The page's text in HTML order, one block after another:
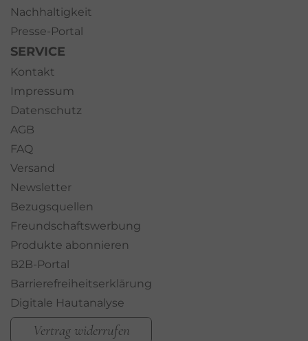
Nachhaltigkeit
Presse-Portal
SERVICE
Kontakt
Impressum
Datenschutz
AGB
FAQ
Versand
Newsletter
Bezugsquellen
Freundschaftswerbung
Produkte abonnieren
B2B-Portal
Barrierefreiheitserklärung
Digitale Hautanalyse
Vertrag widerrufen